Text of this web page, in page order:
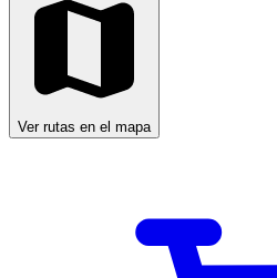
Ver rutas en el mapa